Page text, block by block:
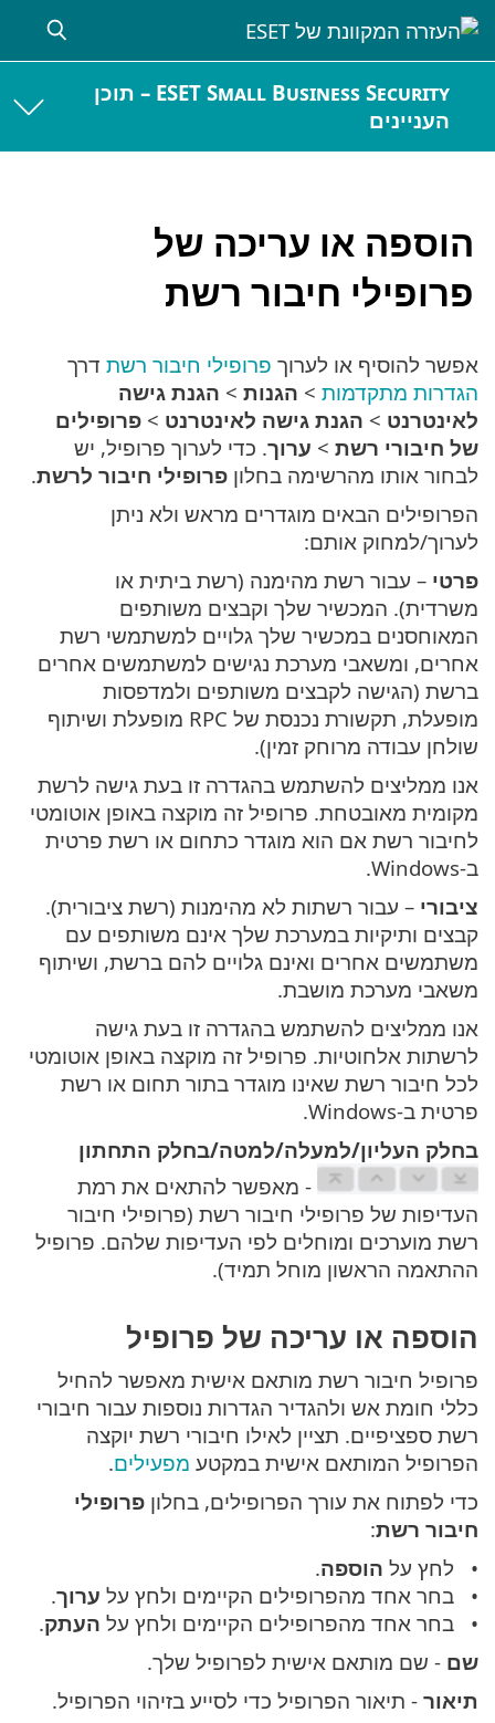
ESET Small Business Security – תוכן
העניינים
הוספה או עריכה של
פרופילי חיבור רשת
אפשר להוסיף או לערוך פרופילי חיבור רשת דרך
הגדרות מתקדמות > הגנות > הגנת גישה
לאינטרנט > הגנת גישה לאינטרנט > פרופילים
של חיבורי רשת > ערוך. כדי לערוך פרופיל, יש
לבחור אותו מהרשימה בחלון פרופילי חיבור לרשת.
הפרופילים הבאים מוגדרים מראש ולא ניתן
לערוך/למחוק אותם:
פרטי – עבור רשת מהימנה (רשת ביתית או
משרדית). המכשיר שלך וקבצים משותפים
המאוחסנים במכשיר שלך גלויים למשתמשי רשת
אחרים, ומשאבי מערכת נגישים למשתמשים אחרים
ברשת (הגישה לקבצים משותפים ולמדפסות
מופעלת, תקשורת נכנסת של RPC מופעלת ושיתוף
שולחן עבודה מרוחק זמין).
אנו ממליצים להשתמש בהגדרה זו בעת גישה לרשת
מקומית מאובטחת. פרופיל זה מוקצה באופן אוטומטי
לחיבור רשת אם הוא מוגדר כתחום או רשת פרטית
ב-Windows.
ציבורי – עבור רשתות לא מהימנות (רשת ציבורית).
קבצים ותיקיות במערכת שלך אינם משותפים עם
משתמשים אחרים ואינם גלויים להם ברשת, ושיתוף
משאבי מערכת מושבת.
אנו ממליצים להשתמש בהגדרה זו בעת גישה
לרשתות אלחוטיות. פרופיל זה מוקצה באופן אוטומטי
לכל חיבור רשת שאינו מוגדר בתור תחום או רשת
פרטית ב-Windows.
בחלק העליון/למעלה/למטה/בחלק התחתון
- מאפשר להתאים את רמת
העדיפות של פרופילי חיבור רשת (פרופילי חיבור
רשת מוערכים ומוחלים לפי העדיפות שלהם. פרופיל
ההתאמה הראשון מוחל תמיד).
הוספה או עריכה של פרופיל
פרופיל חיבור רשת מותאם אישית מאפשר להחיל
כללי חומת אש ולהגדיר הגדרות נוספות עבור חיבורי
רשת ספציפיים. תציין לאילו חיבורי רשת יוקצה
הפרופיל המותאם אישית במקטע מפעילים.
כדי לפתוח את עורך הפרופילים, בחלון פרופילי
חיבור רשת:
לחץ על הוספה.
בחר אחד מהפרופילים הקיימים ולחץ על ערוך.
בחר אחד מהפרופילים הקיימים ולחץ על העתק.
שם - שם מותאם אישית לפרופיל שלך.
תיאור - תיאור הפרופיל כדי לסייע בזיהוי הפרופיל.